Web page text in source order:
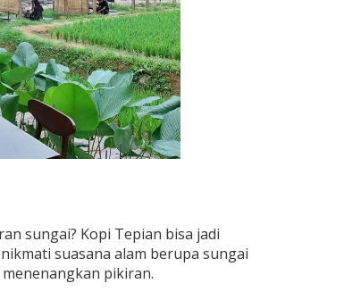
sungai? Kopi Tepian bisa jadi
suasana alam berupa sungai
pikiran.